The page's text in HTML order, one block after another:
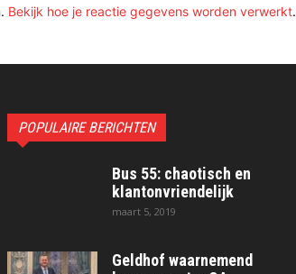
Bekijk hoe je reactie gegevens worden verwerkt.
POPULAIRE BERICHTEN
Bus 55: chaotisch en
klantonvriendelijk
maart 5, 2019
Geldhof waarnemend